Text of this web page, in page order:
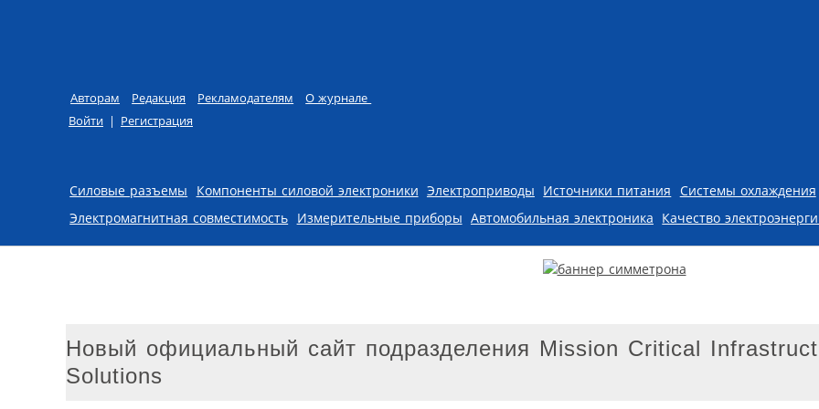
Авторам Редакция Рекламодателям
О журнале
Войти | Регистрация
Skip to content
Силовые разъемы Компоненты силовой электроники Электроприводы Источники питания Системы охлаждения
Электромагнитная совместимость Измерительные приборы Автомобильная электроника Качество
Новый официальный сайт подразделения Mission Critical
Solutions